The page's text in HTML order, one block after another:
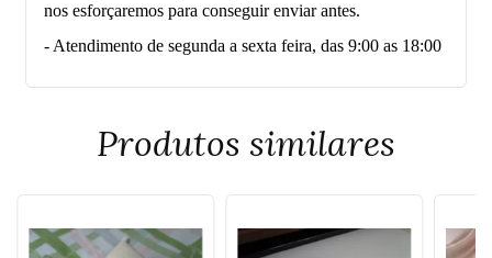
nos esforçaremos para conseguir enviar antes.
- Atendimento de segunda a sexta feira, das 9:00 as 18:00
Produtos similares